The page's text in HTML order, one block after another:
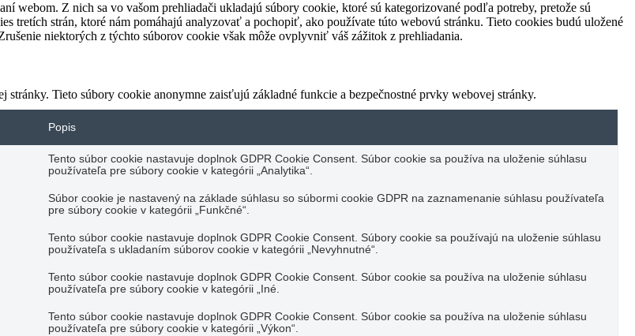
webom. Z nich sa vo vašom prehliadači ukladajú súbory cookie, ktoré sú kategorizované podľa potreby, pretože sú
tretích strán, ktoré nám pomáhajú analyzovať a pochopiť, ako používate túto webovú stránku. Tieto cookies budú uložené
niektorých z týchto súborov cookie však môže ovplyvniť váš zážitok z prehliadania.
Tieto súbory cookie anonymne zaisťujú základné funkcie a bezpečnostné prvky webovej stránky.
Popis
Tento súbor cookie nastavuje doplnok GDPR Cookie Consent. Súbor cookie sa používa na uloženie súhlasu
používateľa pre súbory cookie v kategórii „Analytika“.
Súbor cookie je nastavený na základe súhlasu so súbormi cookie GDPR na zaznamenanie súhlasu používateľa
pre súbory cookie v kategórii „Funkčné“.
Tento súbor cookie nastavuje doplnok GDPR Cookie Consent. Súbory cookie sa používajú na uloženie súhlasu
používateľa s ukladaním súborov cookie v kategórii „Nevyhnutné“.
Tento súbor cookie nastavuje doplnok GDPR Cookie Consent. Súbor cookie sa používa na uloženie súhlasu
používateľa pre súbory cookie v kategórii „Iné.
Tento súbor cookie nastavuje doplnok GDPR Cookie Consent. Súbor cookie sa používa na uloženie súhlasu
používateľa pre súbory cookie v kategórii „Výkon“.